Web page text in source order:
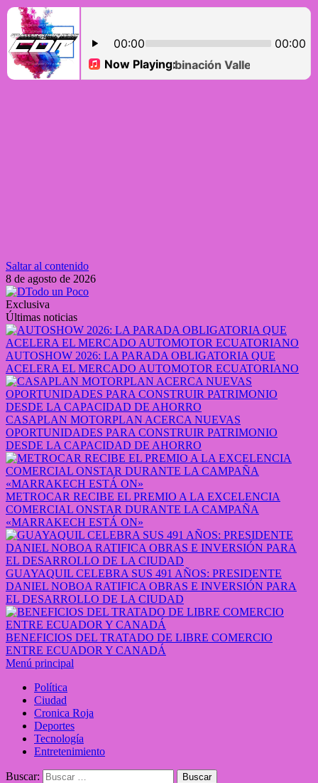
Saltar al contenido
8 de agosto de 2026
Exclusiva
Últimas noticias
AUTOSHOW 2026: LA PARADA OBLIGATORIA QUE
ACELERA EL MERCADO AUTOMOTOR ECUATORIANO
CASAPLAN MOTORPLAN ACERCA NUEVAS
OPORTUNIDADES PARA CONSTRUIR PATRIMONIO
DESDE LA CAPACIDAD DE AHORRO
METROCAR RECIBE EL PREMIO A LA EXCELENCIA
COMERCIAL ONSTAR DURANTE LA CAMPAÑA
«MARRAKECH ESTÁ ON»
GUAYAQUIL CELEBRA SUS 491 AÑOS: PRESIDENTE
DANIEL NOBOA RATIFICA OBRAS E INVERSIÓN PARA
EL DESARROLLO DE LA CIUDAD
BENEFICIOS DEL TRATADO DE LIBRE COMERCIO
ENTRE ECUADOR Y CANADÁ
Menú principal
Política
Ciudad
Cronica Roja
Deportes
Tecnología
Entretenimiento
Buscar: